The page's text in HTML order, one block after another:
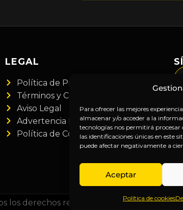
Para ofrecer las mejores
almacenar y/o acceder a la
tecnologías nos permitirá
las identificaciones únicas en este
puede afectar negativamente a
Aceptar
Política de cookies
LEGAL
Política de Privacidad
Términos y Condiciones
Aviso Legal
Advertencia Financiera
Política de Cookies
los derechos reservados.